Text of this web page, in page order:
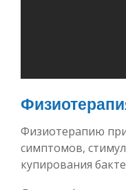
Физиотерапию
симптомов,
купирования